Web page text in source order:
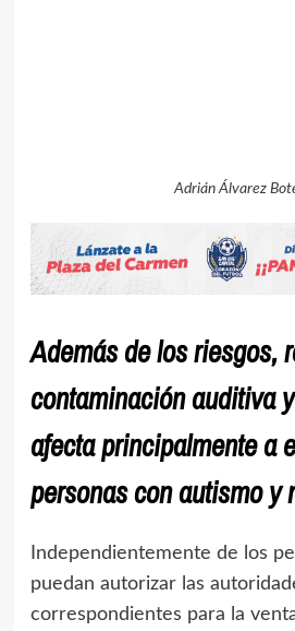
Adrián Álvarez
Además de los riesgos,
contaminación auditiva
afecta principalmente a
personas con autismo y
Independientemente de los
puedan autorizar las
correspondientes para la